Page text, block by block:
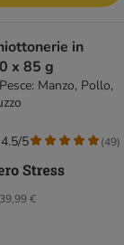
in
x 85 g
Manzo, Pollo,
39,99 €
5 (49)